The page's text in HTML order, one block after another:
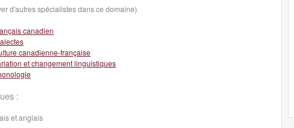
d'autres spécialistes dans ce domaine)
canadien
canadienne-française
et changement linguistiques
:
et anglais